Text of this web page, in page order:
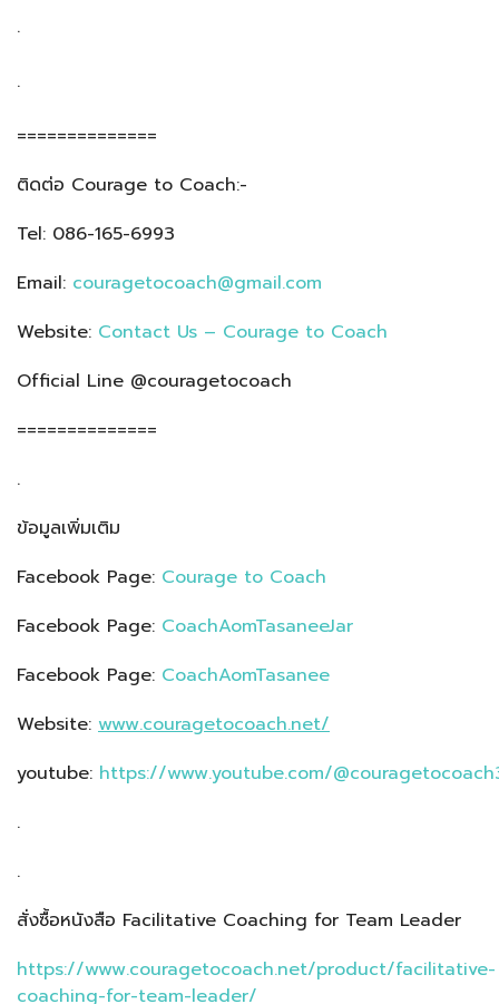
.
.
==============
ติดต่อ Courage to Coach:-
Tel: 086-165-6993
Email: couragetocoach@gmail.com
Website: Contact Us – Courage to Coach
Official Line @couragetocoach
==============
.
ข้อมูลเพิ่มเติม
Facebook Page: Courage to Coach
Facebook Page: CoachAomTasaneeJar
Facebook Page: CoachAomTasanee
Website: www.couragetocoach.net/
youtube: https://www.youtube.com/
.
.
สั่งซื้อหนังสือ Facilitative Coaching for Team Leader
https://www.couragetocoach.net/product/facilitative-
coaching-for-team-leader/